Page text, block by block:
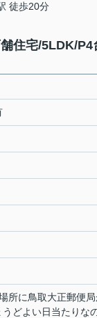
徒歩20分
住宅/5LDK/P4
所に鳥取大正郵便
どよい日当たりな